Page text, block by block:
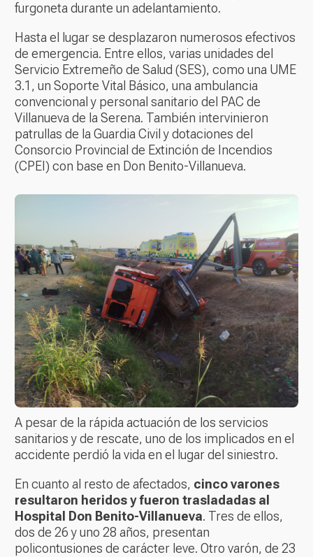
furgoneta durante un adelantamiento.
Hasta el lugar se desplazaron numerosos efectivos
de emergencia. Entre ellos, varias unidades del
Servicio Extremeño de Salud (SES), como una UME
3.1, un Soporte Vital Básico, una ambulancia
convencional y personal sanitario del PAC de
Villanueva de la Serena. También intervinieron
patrullas de la Guardia Civil y dotaciones del
Consorcio Provincial de Extinción de Incendios
(CPEI) con base en Don Benito-Villanueva.
A pesar de la rápida actuación de los servicios
sanitarios y de rescate, uno de los implicados en el
accidente perdió la vida en el lugar del siniestro.
En cuanto al resto de afectados, cinco varones
resultaron heridos y fueron trasladadas al
Hospital Don Benito-Villanueva. Tres de ellos,
dos de 26 y uno 28 años, presentan
policontusiones de carácter leve. Otro varón, de 23